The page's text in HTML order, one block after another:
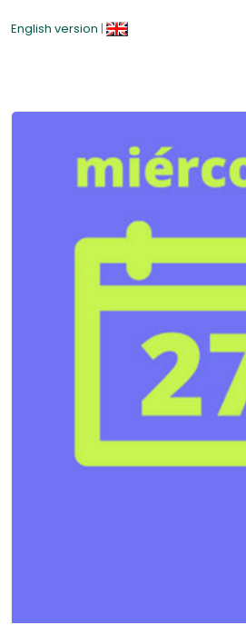
English version |